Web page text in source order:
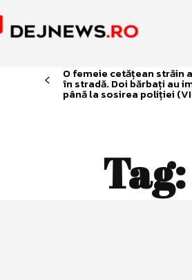
O femeie cetățean străin
în stradă. Doi bărbați au
până la sosirea poliției
Tag: